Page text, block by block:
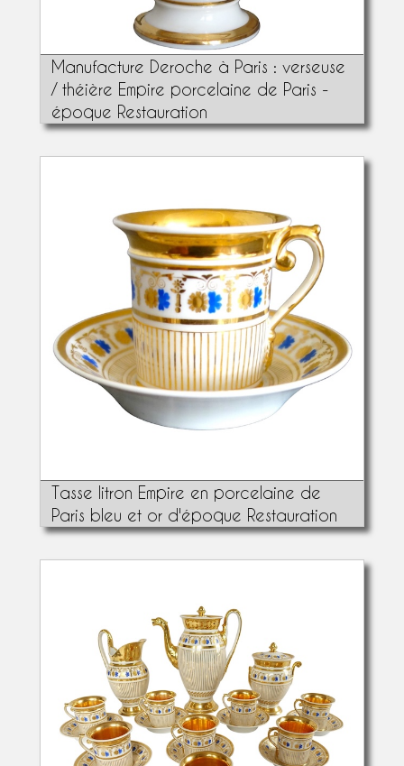
Manufacture Deroche à Paris : verseuse
/ théière Empire porcelaine de Paris -
époque Restauration
Tasse litron Empire en porcelaine de
Paris bleu et or d'époque Restauration